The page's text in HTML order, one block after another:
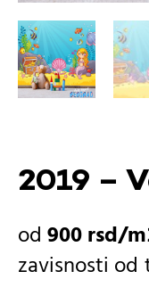
2019 –
900rsd
zavisnosti od